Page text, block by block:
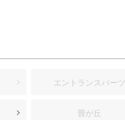
エントランスパーツ
畳が丘